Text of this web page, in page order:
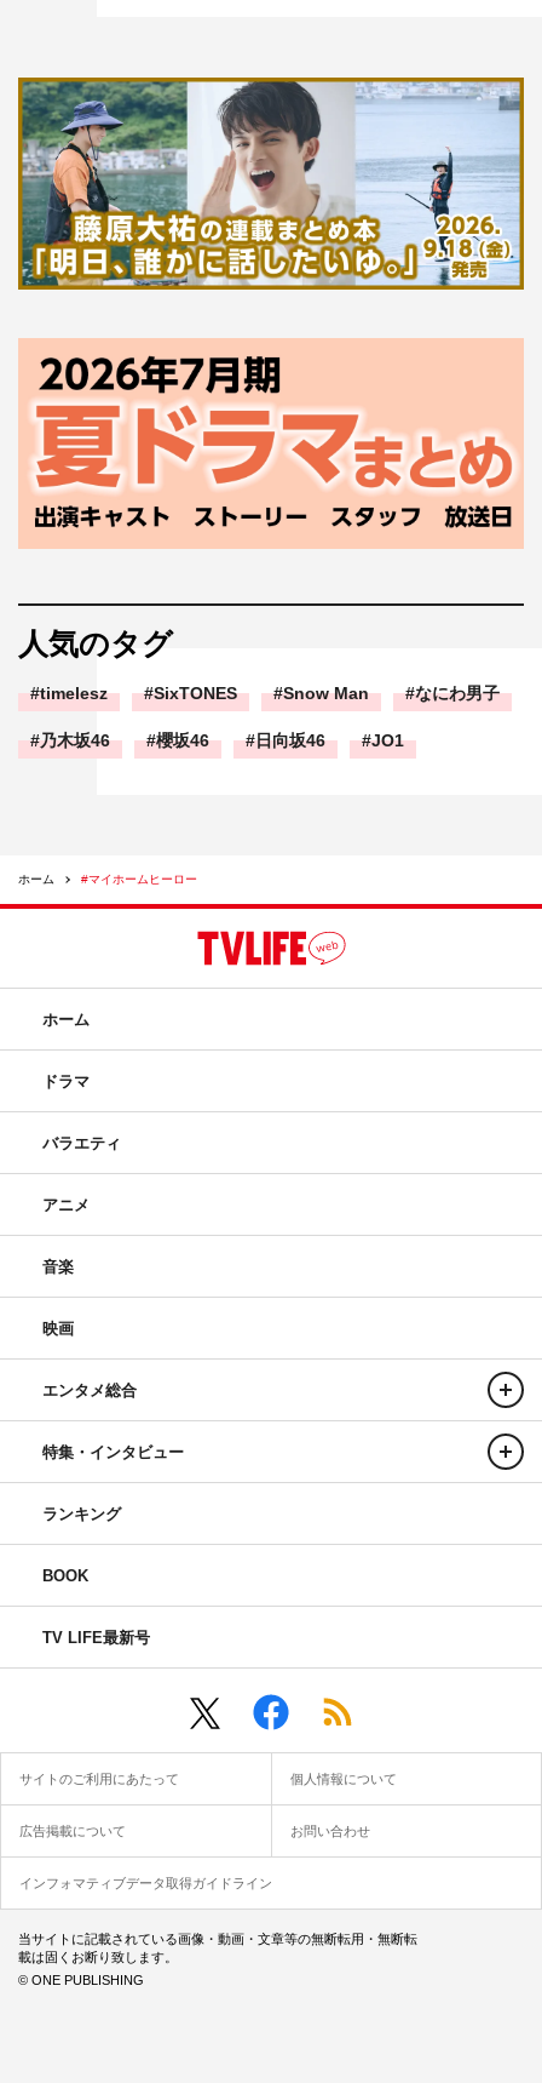
人気のタグ
timelesz SixTONES Snow Man なにわ男子
乃木坂46 櫻坂46 日向坂46 JO1
ホーム #マイホームヒーロー
ホーム
ドラマ
バラエティ
アニメ
音楽
映画
エンタメ総合
特集・インタビュー
ランキング
BOOK
TV LIFE最新号
サイトのご利用にあたって 個人情報について
広告掲載について お問い合わせ
インフォマティブデータ取得ガイドライン
当サイトに記載されている画像・動画・文章等の無断転用・無断転
載は固くお断り致します。
© ONE PUBLISHING